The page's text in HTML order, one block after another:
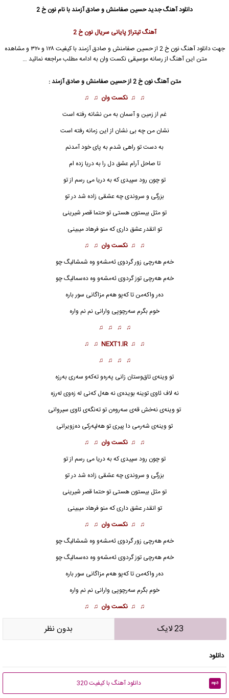
دانلود آهنگ جدیدحسین صفامنش و صادق آزمند با نام نون خ 2
آهنگ تیتراژ پایانی سریال نون خ 2
جهت دانلود آهنگ نون خ 2 از حسین صفامنش و صادق آزمند با کیفیت ۱۲۸ و ۳۲۰ و مشاهده
متن این آهنگ از رسانه موسیقی نکست وان به ادامه مطلب مراجعه نمائید …
متن آهنگ نون خ 2 از حسین صفامنش و صادق آزمند :
♫ ♫ نکست وان ♫ ♫
غم از زمین و آسمان به من نشانه رفته است
نشان من چه بی نشان از این زمانه رفته است
به دست تو راهی شدم به پای خود آمدنم
تا صاحل آرام عشق دل را به دریا زده ام
تو چون رود سپیدی که به دریا می رسم از تو
بزرگی و سروندی چه عشقی زاده شد در تو
تو مثل بیستون هستی تو حتما قصر شیرینی
تو انقدر عشق داری که منو فرهاد میبینی
♫ ♫ نکست وان ♫ ♫
خه‌م هه‌رچی زور گردوی ئه‌مشه‌و وه شمشالیگ چو
خه‌م هه‌رچی توز گردوی ئه‌مشه‌و وه ده‌سمالیگ چو
ده‌ر واکه‌من تا که‌پو هه‌م مزاگانی سور باره
خوم بگرم سه‌رچوپی وارانی نم نم واره
♫ ♫ ♫ ♫
♫ ♫
NEXT1.IR
♫ ♫
♫ ♫ ♫ ♫
تو وینه‌ی تاق‌وستان زانی په‌ره‌و ته‌که‌و سه‌ری به‌رزه
نه لاف ئاوی توینه بویده‌ی نه هه‌ل که‌نی له زه‌وی له‌رزه
تو وینه‌ی نه‌خش قه‌ی سه‌روه‌ن تو ته‌نگه‌ی ئاوی سیروانی
تو وینه‌ی شه‌رمی دا پیری تو هه‌لپه‌رکی ده‌زویرانی
♫ ♫ نکست وان ♫ ♫
تو چون رود سپیدی که به دریا می رسم از تو
بزرگی و سروندی چه عشقی زاده شد در تو
تو مثل بیستون هستی تو حتما قصر شیرینی
تو انقدر عشق داری که منو فرهاد میبینی
♫ ♫ نکست وان ♫ ♫
خه‌م هه‌رچی زور گردوی ئه‌مشه‌و وه شمشالیگ چو
خه‌م هه‌رچی توز گردوی ئه‌مشه‌و وه ده‌سمالیگ چو
ده‌ر واکه‌من تا که‌پو هه‌م مزاگانی سور باره
خوم بگرم سه‌رچوپی وارانی نم نم واره
♫ ♫ نکست وان ♫ ♫
23 لایک بدون نظر
دانلود
mp3 دانلود آهنگ با کیفیت 320